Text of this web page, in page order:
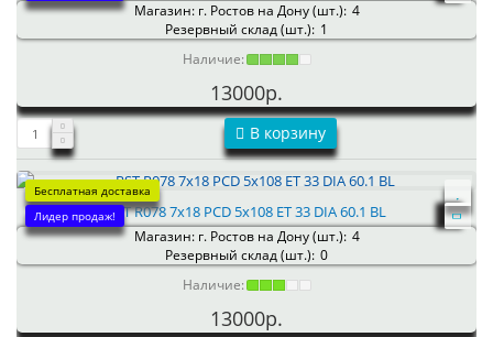
Магазин: г. Ростов на Дону (шт.): 4
Резервный склад (шт.): 1
Наличие:
13000р.
В корзину
Бесплатная доставка
Лидер продаж!RST R078 7x18 PCD 5x108 ET 33 DIA 60.1 BL
Магазин: г. Ростов на Дону (шт.): 4
Резервный склад (шт.): 0
Наличие:
13000р.